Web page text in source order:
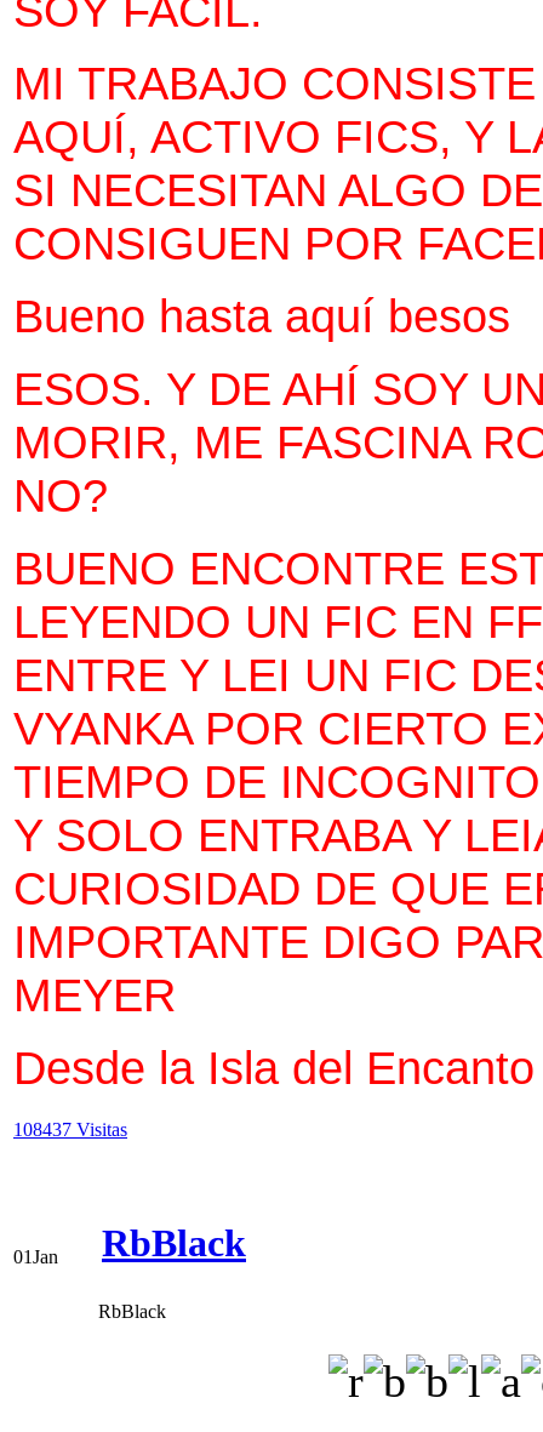
MI TRABAJO
AQUÍ, ACTIVO FICS, Y
SI NECESITAN ALGO
CONSIGUEN POR
Bueno hasta aquí besos
ESOS. Y DE AHÍ SOY
MORIR, ME FASCINA
NO?
BUENO ENCONTRE
LEYENDO UN FIC EN
ENTRE Y LEI UN FIC
VYANKA POR CIERTO
TIEMPO DE
Y SOLO ENTRABA Y
CURIOSIDAD DE QUE
IMPORTANTE DIGO
MEYER
Desde la Isla del Encanto
108437 Visitas
01Jan RbBlack
RbBlack